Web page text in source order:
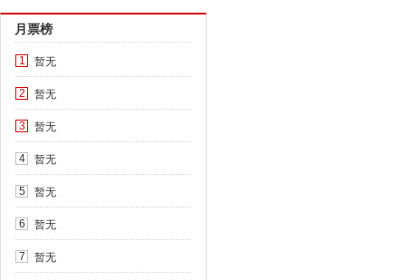
月票榜
1 暂无
2 暂无
3 暂无
4 暂无
5 暂无
6 暂无
7 暂无